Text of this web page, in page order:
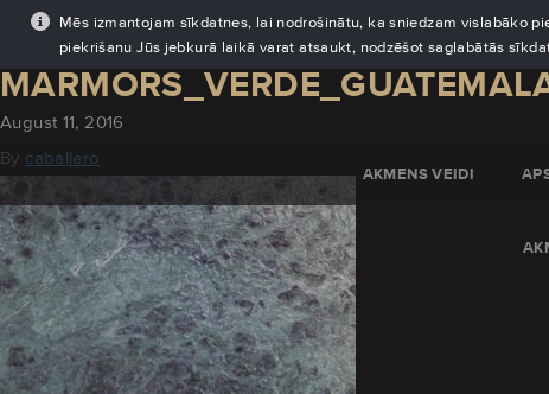
Mēs izmantojam sīkdatnes, lai nodrošinātu, ka sniedzam vislabāko
piekrišanu Jūs jebkurā laikā varat atsaukt, nodzēšot saglabātās
AKMENS VEIDI
August 11, 2016
By caballero